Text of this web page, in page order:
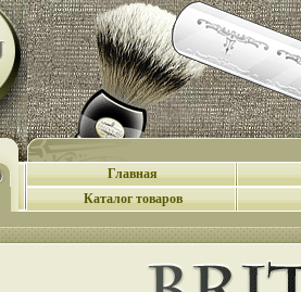
Главная
Каталог товаров